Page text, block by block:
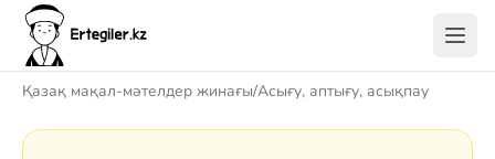
Қазақ мақал-мәтелдер жинағы/Асығу, аптығу, асықпау